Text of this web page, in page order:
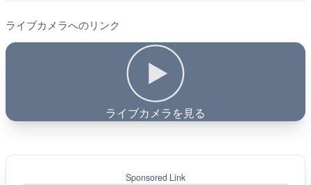
ライブカメラへのリンク
ライブカメラを見る
Sponsored Link